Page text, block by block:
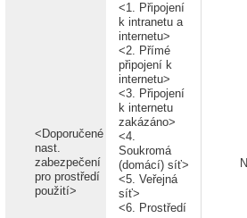
<Doporučené
nast.
zabezpečení
pro prostředí
použití>
<1. Připojení
k intranetu a
internetu>
<2. Přímé
připojení k
internetu>
<3. Připojení
k internetu
zakázáno>
<4.
Soukromá
(domácí) síť>
<5. Veřejná
síť>
<6. Prostředí